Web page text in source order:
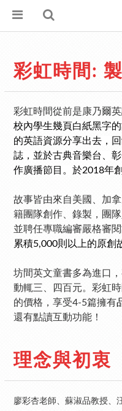
彩虹時間:
彩虹時間從前是康乃爾英
校內學生幾頁白紙黑字的
的英語資源分享出去，
誌，並於古典音樂台、
作廣播節目。於2018年
故事皆由來自美國、加
籍團隊創作、錄製，團
並聘任專職編審嚴格審閱
累積5,000則以上的原創
坊間英文童書多為進口
動輒三、四百元。彩虹
的價格，享受4-5篇擁有
還有點讀互動功能！
理念與初衷
廖彩杏老師、蘇淑品教授、